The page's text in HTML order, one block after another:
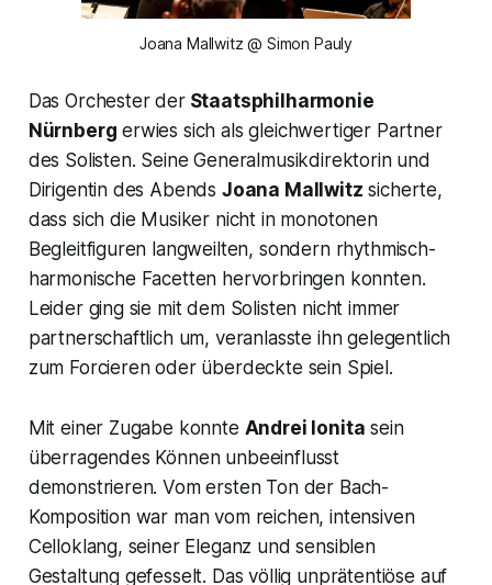
Joana Mallwitz @ Simon Pauly
Das Orchester derStaatsphilharmonie
Nürnberg erwies sich als gleichwertiger Partner
des Solisten. Seine Generalmusikdirektorin und
Dirigentin des Abends Joana Mallwitz sicherte,
dass sich die Musiker nicht in monotonen
Begleitfiguren langweilten, sondern rhythmisch-
harmonische Facetten hervorbringen konnten.
Leider ging sie mit dem Solisten nicht immer
partnerschaftlich um, veranlasste ihn gelegentlich
zum Forcieren oder überdeckte sein Spiel.
Mit einer Zugabe konnte Andrei Ionita sein
überragendes Können unbeeinflusst
demonstrieren. Vom ersten Ton der Bach-
Komposition war man vom reichen, intensiven
Celloklang, seiner Eleganz und sensiblen
Gestaltung gefesselt. Das völlig unprätentiöse auf